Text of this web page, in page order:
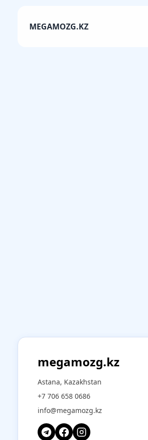
MEGAMOZG.KZ
megamozg.kz
Astana, Kazakhstan
+7 706 658 0686
info@megamozg.kz